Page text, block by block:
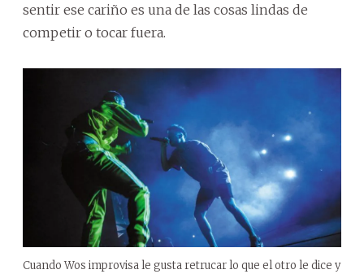
sentir ese cariño es una de las cosas lindas de
competir o tocar fuera.
Cuando Wos improvisa le gusta retrucar lo que el otro le dice y